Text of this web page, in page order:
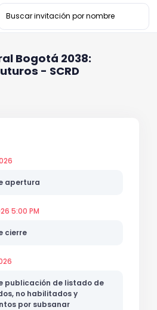
Bogotá 2038:
- SCRD
apertura
5:00 PM
cierre
publicación de listado de
no habilitados y
por subsanar